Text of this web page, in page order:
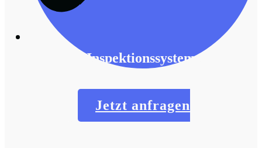
Inspektionssysteme
Jetzt anfragen